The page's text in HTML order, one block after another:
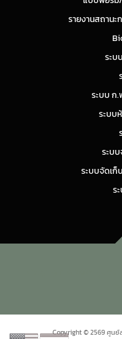
รายงานสถานะ
ระบ
ระบบ ก.
ระบบ
ระบ
ระบบจัดเก็
ร
Copyright © 2569 ศูนย์